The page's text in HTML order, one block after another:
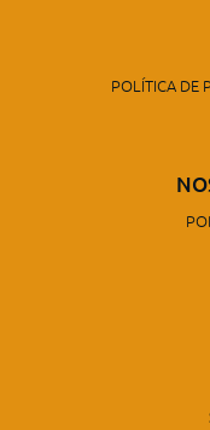
POLÍTICA DE